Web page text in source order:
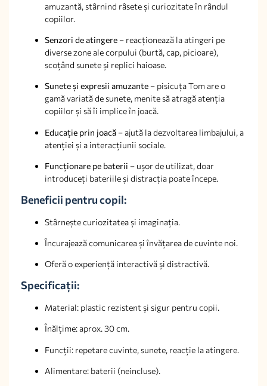
amuzantă, stârnind râsete și curiozitate în rândul
copiilor.
Senzori de atingere – reacționează la atingeri pe
diverse zone ale corpului (burtă, cap, picioare),
scoțând sunete și replici haioase.
Sunete și expresii amuzante – pisicuța Tom are o
gamă variată de sunete, menite să atragă atenția
copiilor și să îi implice în joacă.
Educație prin joacă – ajută la dezvoltarea limbajului, a
atenției și a interacțiunii sociale.
Funcționare pe baterii – ușor de utilizat, doar
introduceți bateriile și distracția poate începe.
Beneficii pentru copil:
Stârnește curiozitatea și imaginația.
Încurajează comunicarea și învățarea de cuvinte noi.
Oferă o experiență interactivă și distractivă.
Specificații:
Material: plastic rezistent și sigur pentru copii.
Înălțime: aprox. 30 cm.
Funcții: repetare cuvinte, sunete, reacție la atingere.
Alimentare: baterii (neincluse).